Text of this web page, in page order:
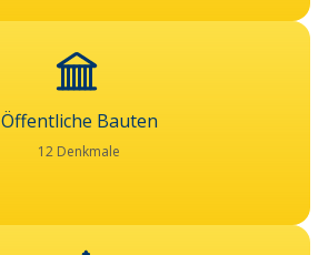
Öffentliche Bauten
12 Denkmale